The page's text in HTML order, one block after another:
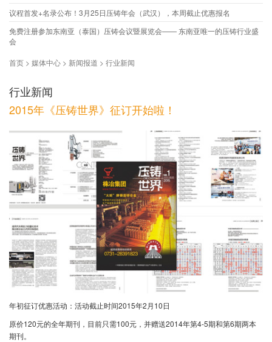
议程首发+名录公布！3月25日压铸年会（武汉），本周截止优惠报名
免费注册参加东南亚（泰国）压铸会议暨展览会—— 东南亚唯一的压铸行业盛
会
首页 > 媒体中心 > 新闻报道 > 行业新闻
行业新闻
2015年《压铸世界》征订开始啦！
年初征订优惠活动：活动截止时间2015年2月10日
原价120元的全年期刊，目前只需100元，并赠送2014年第4-5期和第6期两本
期刊。